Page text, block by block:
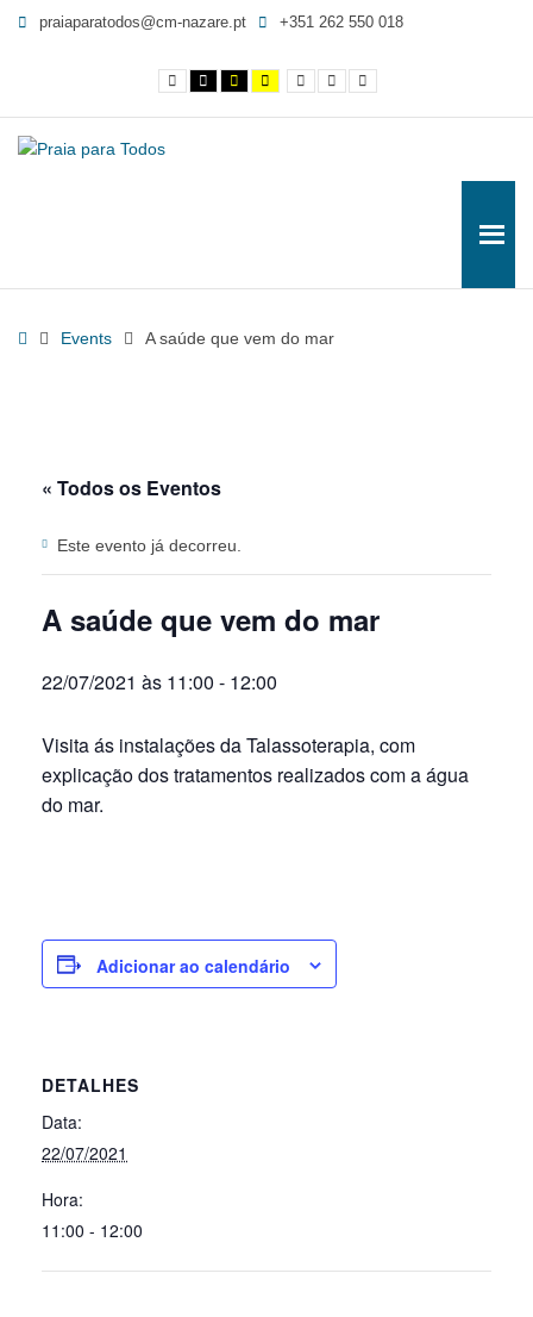
do
mar
praiaparatodos@cm-nazare.pt +351 262 550 018
Contraste
normal
Contraste
preto
branco
Contraste
preto
amarelo
Yellow
and
contrast
Smaller
Font
Letra
por maior
HomeEvents A saúde que vem do mar
« Todos os Eventos
Este evento já decorreu.
A saúde que vem do mar
22/07/2021 às 11:00 - 12:00
Visita ás instalações da Talassoterapia, com
explicação dos tratamentos realizados com a água
do mar.
Adicionar ao calendário
DETALHES
Data:
22/07/2021
Hora:
11:00 - 12:00